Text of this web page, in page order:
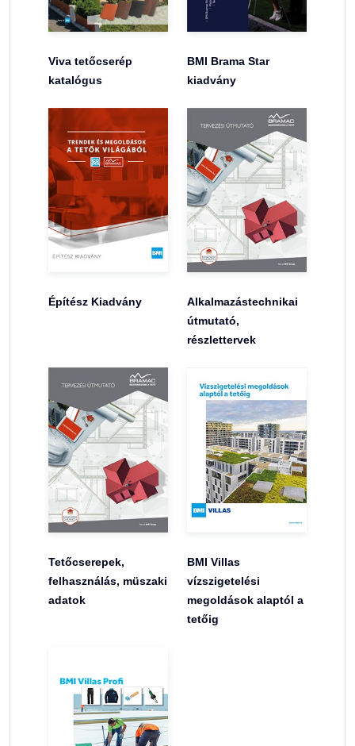
Viva tetőcserép
katalógus
BMI Brama Star
kiadvány
Építész Kiadvány
Alkalmazástechnikai
útmutató,
részlettervek
Tetőcserepek,
felhasználás, müszaki
adatok
BMI Villas
vízszigetelési
megoldások alaptól a
tetőig